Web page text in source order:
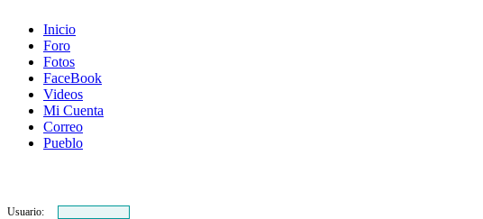
Inicio
Foro
Fotos
FaceBook
Videos
Mi Cuenta
Correo
Pueblo
Usuario: